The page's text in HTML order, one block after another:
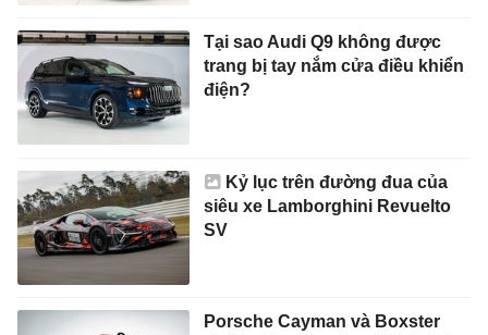
Tại sao Audi Q9 không được
trang bị tay nắm cửa điều khiển
điện?
Kỷ lục trên đường đua của
siêu xe Lamborghini Revuelto
SV
Porsche Cayman và Boxster